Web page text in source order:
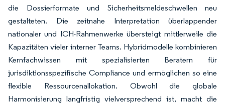
die Dossierformate und Sicherheitsmeldeschwellen neu
gestalteten. Die zeitnahe Interpretation überlappender
nationaler und ICH-Rahmenwerke übersteigt mittlerweile die
Kapazitäten vieler interner Teams. Hybridmodelle kombinieren
Kernfachwissen mit spezialisierten Beratern für
jurisdiktionsspezifische Compliance und ermöglichen so eine
flexible Ressourcenallokation. Obwohl die globale
Harmonisierung langfristig vielversprechend ist, macht die